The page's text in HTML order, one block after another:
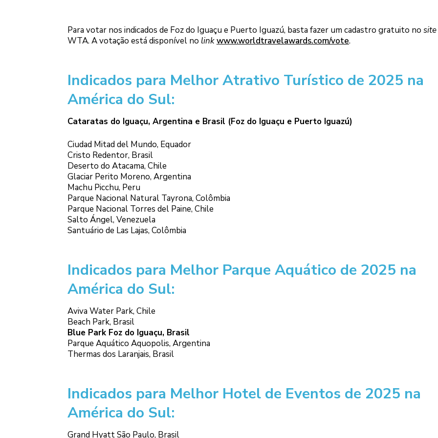
Para votar nos indicados de Foz do Iguaçu e Puerto Iguazú, basta fazer um cadastro gratuito no site
WTA. A votação está disponível no linkwww.worldtravelawards.com/vote.
Indicados para Melhor Atrativo Turístico de 2025 na
América do Sul:
Cataratas do Iguaçu, Argentina e Brasil (Foz do Iguaçu e Puerto Iguazú)
Ciudad Mitad del Mundo, Equador
Cristo Redentor, Brasil
Deserto do Atacama, Chile
Glaciar Perito Moreno, Argentina
Machu Picchu, Peru
Parque Nacional Natural Tayrona, Colômbia
Parque Nacional Torres del Paine, Chile
Salto Ángel, Venezuela
Santuário de Las Lajas, Colômbia
Indicados para Melhor Parque Aquático de 2025 na
América do Sul:
Aviva Water Park, Chile
Beach Park, Brasil
Blue Park Foz do Iguaçu, Brasil
Parque Aquático Aquopolis, Argentina
Thermas dos Laranjais, Brasil
Indicados para Melhor Hotel de Eventos de 2025 na
América do Sul:
Grand Hyatt São Paulo, Brasil